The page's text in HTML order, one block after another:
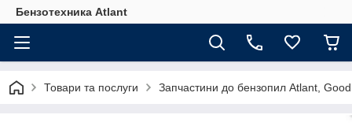
Бензотехника Atlant
Товари та послуги Запчастини до бензопил Atlant,